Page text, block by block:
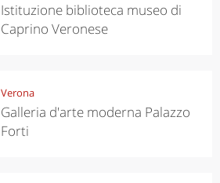
Istituzione biblioteca museo di
Caprino Veronese
Verona
Galleria d'arte moderna Palazzo
Forti